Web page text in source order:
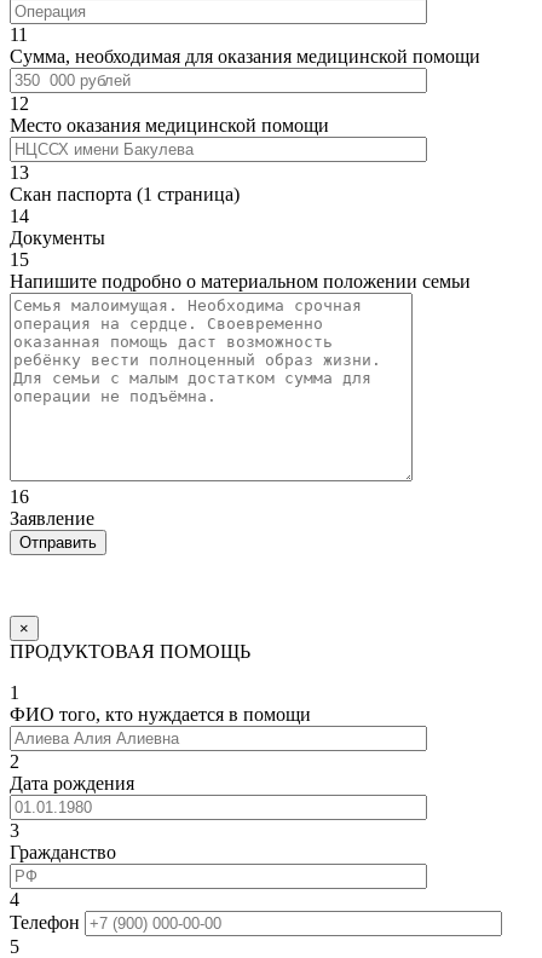
11
Сумма, необходимая для оказания медицинской помощи
12
Место оказания медицинской помощи
13
Скан паспорта (1 страница)
14
Документы
15
Напишите подробно о материальном положении семьи
16
Заявление
×
ПРОДУКТОВАЯ ПОМОЩЬ
1
ФИО того, кто нуждается в помощи
2
Дата рождения
3
Гражданство
4
Телефон
5